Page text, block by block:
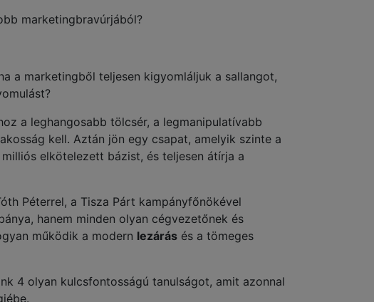
marketingbravúrjából?
a marketingből teljesen kigyomláljuk a sallangot,
a leghangosabb tölcsér, a legmanipulatívabb
kell. Aztán jön egy csapat, amelyik szinte a
elkötelezett bázist, és teljesen átírja a
Péterrel, a Tisza Párt kampányfőnökével
hanem minden olyan cégvezetőnek és
működik a modern lezárás és a tömeges
4 olyan kulcsfontosságú tanulságot, amit azonnal